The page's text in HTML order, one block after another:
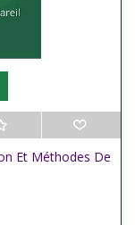
Et Méthodes De